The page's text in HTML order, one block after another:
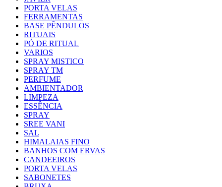
PORTA VELAS
FERRAMENTAS
BASE PÊNDULOS
RITUAIS
PÓ DE RITUAL
VARIOS
SPRAY MISTICO
SPRAY TM
PERFUME
AMBIENTADOR
LIMPEZA
ESSÊNCIA
SPRAY
SREE VANI
SAL
HIMALAIAS FINO
BANHOS COM ERVAS
CANDEEIROS
PORTA VELAS
SABONETES